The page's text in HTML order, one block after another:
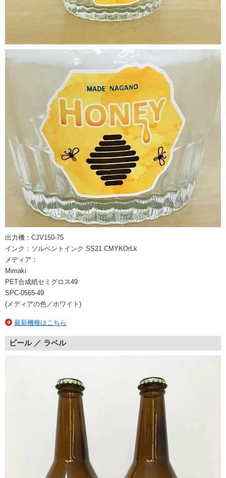
出力機：CJV150-75
インク：ソルベントインク SS21 CMYKOrLk
メディア：
Mimaki
PET合成紙セミグロス49
SPC-0565-49
(メディアの色／ホワイト)
最新機種はこちら
ビール ／ ラベル